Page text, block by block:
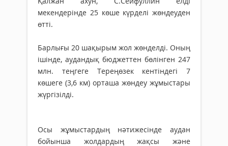
мекендерінде 25 көше күрделі жөндеуден
өтті.
Барлығы 20 шақырым жол жөнделді. Оның
ішінде, аудандық бюджеттен бөлінген 247
млн. теңгеге Тереңөзек кентіндегі 7
көшеге (3,6 км) орташа жөндеу жұмыстары
жүргізілді.
Осы жұмыстардың нәтижесінде аудан
бойынша жолдардың жақсы және